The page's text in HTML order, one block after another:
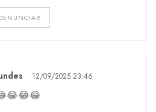
12/09/2025 23:46